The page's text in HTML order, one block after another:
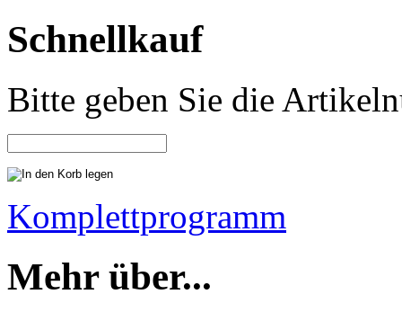
Schnellkauf
Bitte geben Sie die
Komplettprogramm
Mehr über...